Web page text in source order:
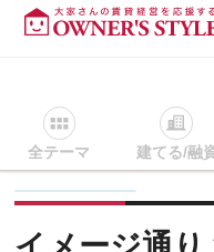
全テーマ 建てる/融
賃貸経営ＴＯＰ 管理/空